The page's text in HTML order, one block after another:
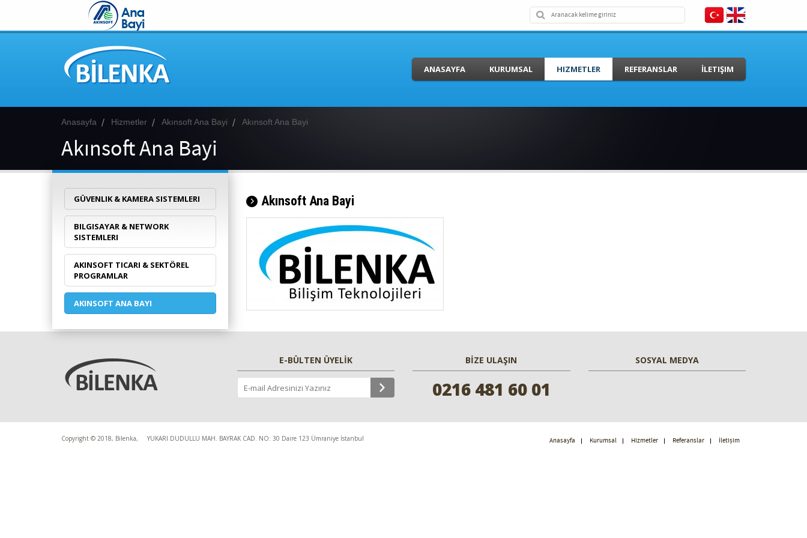
ANASAYFA KURUMSAL HIZMETLER REFERANSLAR İLETIŞIM
Anasayfa Hizmetler Akınsoft Ana Bayi Akınsoft Ana Bayi
Akınsoft Ana Bayi
GÜVENLIK & KAMERA SISTEMLERI
BILGISAYAR & NETWORK
SISTEMLERI
AKINSOFT TICARI & SEKTÖREL
PROGRAMLAR
AKINSOFT ANA BAYI
Akınsoft Ana Bayi
E-BÜLTEN ÜYELİK BİZE ULAŞIN
0216 481 60 01
SOSYAL MEDYA
Copyright © 2018, Bilenka, YUKARI DUDULLU MAH. BAYRAK CAD. NO: 30 Daire 123 Ümraniye İstanbul Anasayfa Kurumsal Hizmetler Referanslar İletişim